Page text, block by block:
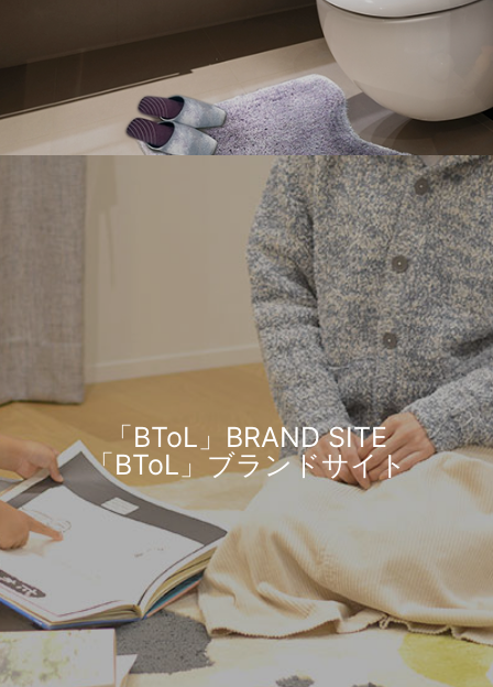
「BToL」BRAND SITE
「BToL」ブランドサイト